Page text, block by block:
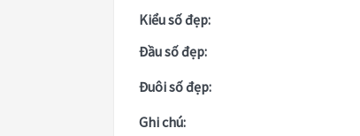
Kiểu số đẹp:
Đầu số đẹp:
Đuôi số đẹp:
Ghi chú: